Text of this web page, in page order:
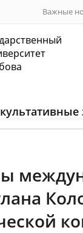
Важные